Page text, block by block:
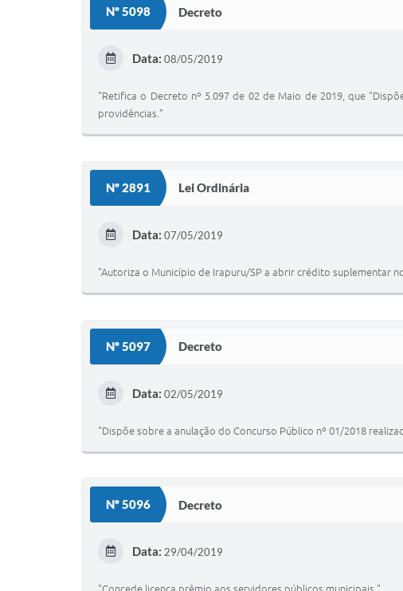
Nº 5098 Decreto
Data: 08/05/2019
"Retifica o Decreto nº 5.097 de 02 de Maio de 2019, que
providências."
Nº 2891 Lei Ordinária
Data: 07/05/2019
"Autoriza o Município de Irapuru/SP a abrir crédito suplementar
Nº 5097 Decreto
Data: 02/05/2019
"Dispõe sobre a anulação do Concurso Público nº 01/2018
Nº 5096 Decreto
Data: 29/04/2019